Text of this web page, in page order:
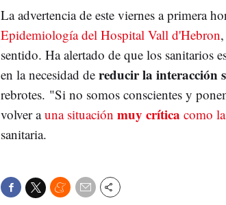
La advertencia de este viernes a primera
Epidemiología del Hospital Vall d'Hebron,
sentido. Ha alertado de que los sanitarios
en la necesidad de reducir la interacción
rebrotes. "Si no somos conscientes y
volver auna situación muy crítica como
sanitaria.